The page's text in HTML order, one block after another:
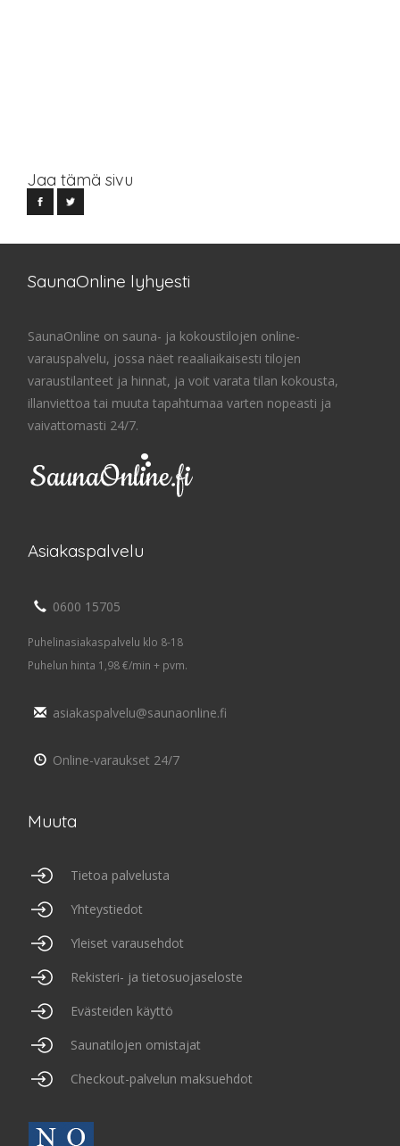
Jaa tämä sivu
SaunaOnline lyhyesti
SaunaOnline on sauna- ja kokoustilojen online-
varauspalvelu, jossa näet reaaliaikaisesti tilojen
varaustilanteet ja hinnat, ja voit varata tilan kokousta,
illanviettoa tai muuta tapahtumaa varten nopeasti ja
vaivattomasti 24/7.
Asiakaspalvelu
0600 15705
Puhelinasiakaspalvelu klo 8-18
Puhelun hinta 1,98 €/min + pvm.
asiakaspalvelu@saunaonline.fi
Online-varaukset 24/7
Muuta
Tietoa palvelusta
Yhteystiedot
Yleiset varausehdot
Rekisteri- ja tietosuojaseloste
Evästeiden käyttö
Saunatilojen omistajat
Checkout-palvelun maksuehdot